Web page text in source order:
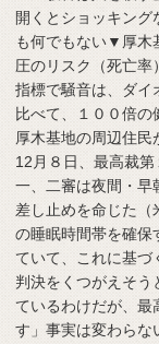
開くとショッキン
も何でもない▼厚木
圧のリスク（死亡
指標で騒音は、ダイ
比べて、１００倍
厚木基地の周辺住
12月８日、最高裁第
一、二審は夜間・早
差し止めを命じた（
の睡眠時間帯を確保
ていて、これに基づ
判決をくつがえそ
ているわけだが、最
す」事実は変わらな